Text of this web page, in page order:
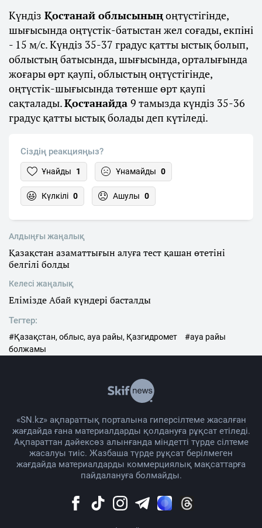
Күндіз Қостанай облысыныңоңтүстігінде,
шығысында оңтүстік-батыстан жел соғады, екпіні
- 15 м/с. Күндіз 35-37 градус қатты ыстық болып,
облыстың батысында, шығысында, орталығында
жоғары өрт қаупі, облыстың оңтүстігінде,
оңтүстік-шығысында төтенше өрт қаупі
сақталады.Қостанайда 9 тамызда күндіз 35-36
градус қатты ыстық болады деп күтіледі.
Сіздің реакцияңыз?
Ұнайды 1 Ұнамайды 0
Күлкілі 0 Ашулы 0
Алдыңғы жаңалық
Қазақстан азаматтығын алуға тест қашан өтетіні
белгілі болды
Келесі жаңалық
Елімізде Абай күндері басталды
Тегтер:
#Қазақстан, облыс, ауа райы, Қазгидромет
#ауа райы
болжамы
«SN.kz» ақпараттық порталына гиперсілтеме жасалған
жағдайда ғана материалдарды қолдануға рұқсат етіледі.
Ақпараттан дәйексөз алынғанда міндетті түрде сілтеме
жасалуы тиіс. Жазбаша түрде рұқсат берілмеген
жағдайда материалдарды коммерциялық мақсаттарға
пайдалануға болмайды.